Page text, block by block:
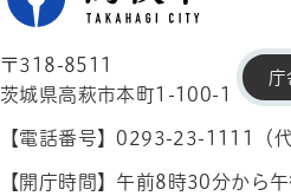
〒318-8511
茨城県高萩市本町1-100-1
【電話番号】0293-23-1111（代
【開庁時間】午前8時30分から
庁